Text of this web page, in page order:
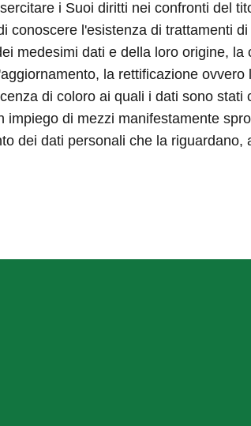
i Suoi diritti nei confronti del
conoscere l'esistenza di trattamenti
medesimi dati e della loro origine,
la rettificazione
di coloro ai quali i dati sono
di mezzi manifestamente
dei dati personali che la